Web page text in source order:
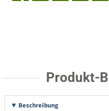
Produkt-
Beschreibung